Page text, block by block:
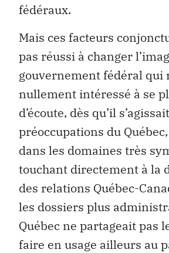
fédéraux.
Mais ces facteurs
pas réussi à changer
gouvernement fédéral qui
nullement intéressé à se
d’écoute, dès qu’il
préoccupations du
dans les domaines très
touchant directement à la
des relations Québec-
les dossiers plus
Québec ne partageait pas
faire en usage ailleurs au